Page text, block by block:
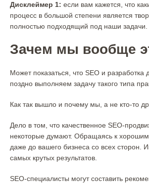
Дисклеймер 1: если вам кажется, что
процесс в большой степени является
полностью подходящий под наши задачи.
Зачем мы вообще
Может показаться, что SEO и
поздно выполняем задачу такого типа
Как так вышло и почему мы, а не кто-то
Дело в том, что качественное SEO-
некоторые думают. Обращаясь к
даже до вашего бизнеса со всех сторон.
самых крутых результатов.
SEO-специалисты могут составить